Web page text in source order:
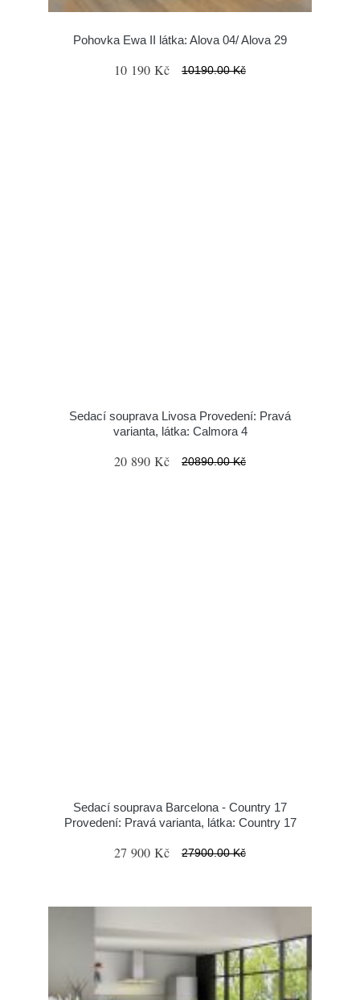
Pohovka Ewa II látka: Alova 04/ Alova 29
10 190 Kč 10190.00 Kč
Sedací souprava Livosa Provedení: Pravá
varianta, látka: Calmora 4
20 890 Kč 20890.00 Kč
Sedací souprava Barcelona - Country 17
Provedení: Pravá varianta, látka: Country 17
27 900 Kč 27900.00 Kč